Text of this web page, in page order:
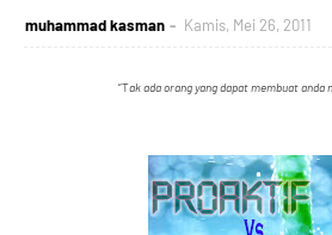
muhammad kasman Kamis, Mei 26, 2011
“Tak ada orang yang dapat membuat anda